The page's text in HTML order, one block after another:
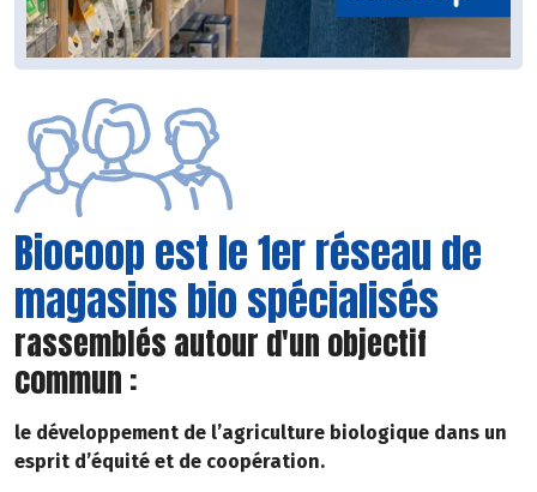
Biocoop est le 1er réseau de
magasins bio spécialisés
rassemblés autour d'un objectif
commun :
le développement de l’agriculture biologique dans un
esprit d’équité et de coopération.